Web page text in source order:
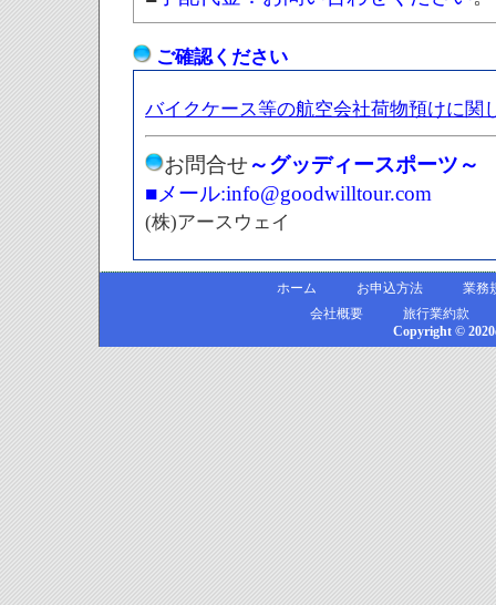
ご確認ください
バイクケース等の航空会社荷物預けに関
お問合せ ～グッディースポーツ～
■メール:info@goodwilltour.com
(株)アースウェイ
ホーム お申込方法
業務
会社概要
旅行業約款
Copyright ©